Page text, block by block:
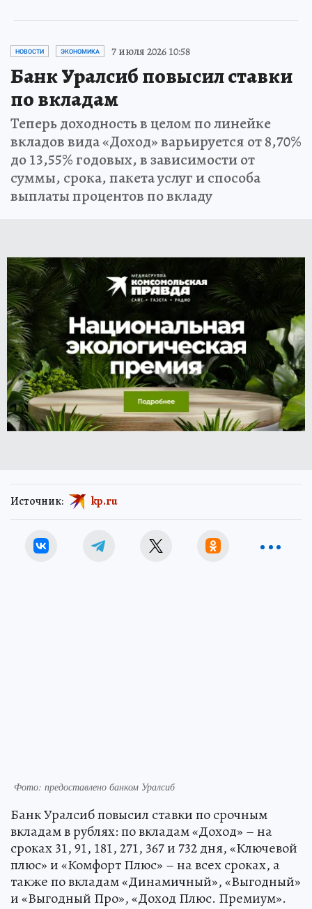
НОВОСТИ ЭКОНОМИКА 7 июля 2026 10:58
Банк Уралсиб повысил ставки
по вкладам
Теперь доходность в целом по линейке
вкладов вида «Доход» варьируется от 8,70%
до 13,55% годовых, в зависимости от
суммы, срока, пакета услуг и способа
выплаты процентов по вкладу
Источник: kp.ru
Фото: предоставлено банком Уралсиб
Банк Уралсиб повысил ставки по срочным
вкладам в рублях: по вкладам «Доход» – на
сроках 31, 91, 181, 271, 367 и 732 дня, «Ключевой
плюс» и «Комфорт Плюс» – на всех сроках, а
также по вкладам «Динамичный», «Выгодный»
и «Выгодный Про», «Доход Плюс. Премиум».